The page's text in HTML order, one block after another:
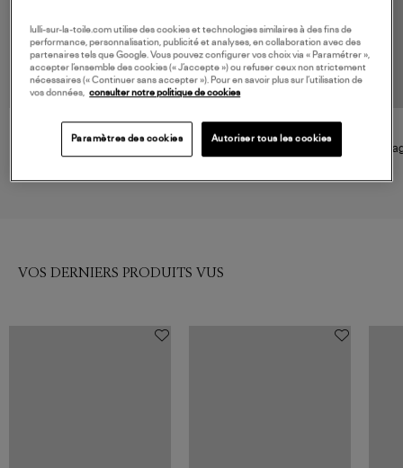
GINETTE NY GINETTE NY
VOS DERNIERS PRODUITS VUS
lulli-sur-la-toile.com utilise des cookies et technologies similaires à des fins de
performance, personnalisation, publicité et analyses, en collaboration avec des
partenaires tels que Google. Vous pouvez configurer vos choix via « Paramétrer »,
accepter l’ensemble des cookies (« J’accepte ») ou refuser ceux non strictement
nécessaires (« Continuer sans accepter »). Pour en savoir plus sur l’utilisation de
vos données,
consulter notre politique de cookies
Paramètres des cookies Autoriser tous les cookies